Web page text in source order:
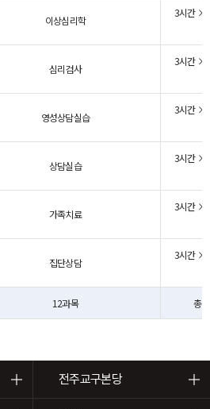
이상심리학
3시간 ×
심리검사
3시간 ×
영성상담실습
3시간 ×
상담실습
3시간 ×
가족치료
3시간 ×
집단상담
3시간 ×
12과목 총
전주교구본당